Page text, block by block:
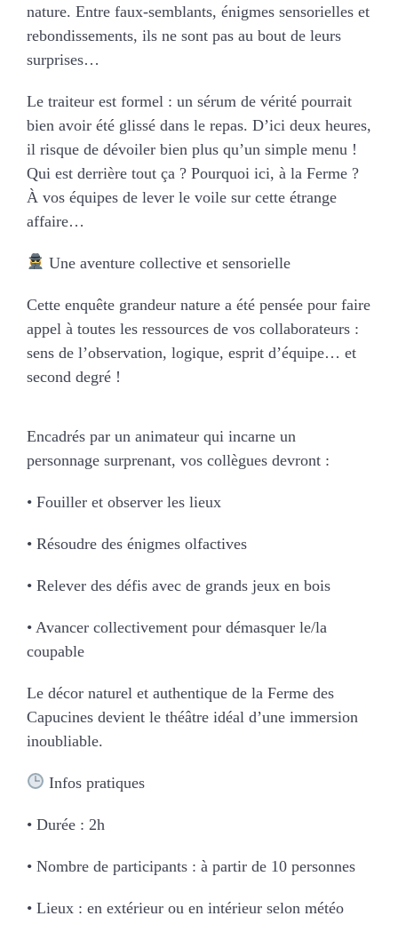
nature. Entre faux-semblants, énigmes sensorielles et
rebondissements, ils ne sont pas au bout de leurs
surprises…
Le traiteur est formel : un sérum de vérité pourrait
bien avoir été glissé dans le repas. D’ici deux heures,
il risque de dévoiler bien plus qu’un simple menu !
Qui est derrière tout ça ? Pourquoi ici, à la Ferme ?
À vos équipes de lever le voile sur cette étrange
affaire…
Une aventure collective et sensorielle
Cette enquête grandeur nature a été pensée pour faire
appel à toutes les ressources de vos collaborateurs :
sens de l’observation, logique, esprit d’équipe… et
second degré !
Encadrés par un animateur qui incarne un
personnage surprenant, vos collègues devront :
• Fouiller et observer les lieux
• Résoudre des énigmes olfactives
• Relever des défis avec de grands jeux en bois
• Avancer collectivement pour démasquer le/la
coupable
Le décor naturel et authentique de la Ferme des
Capucines devient le théâtre idéal d’une immersion
inoubliable.
Infos pratiques
• Durée : 2h
• Nombre de participants : à partir de 10 personnes
• Lieux : en extérieur ou en intérieur selon météo